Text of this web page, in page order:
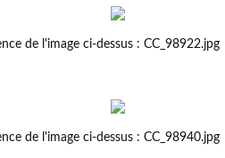
de l'image ci-dessus : CC_98922.jpg
de l'image ci-dessus : CC_98940.jpg